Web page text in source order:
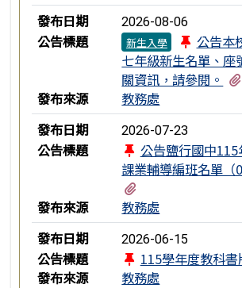
發布日期
2026-08-06
公告標題 新生入學
公告本
七年級新生名單、座
關資訊，請參閱。
發布來源
教務處
發布日期
2026-07-23
公告標題
公告鹽行國中
課業輔導編班名單（
發布來源
教務處
發布日期
2026-06-15
公告標題 115學年度教科書
發布來源
教務處